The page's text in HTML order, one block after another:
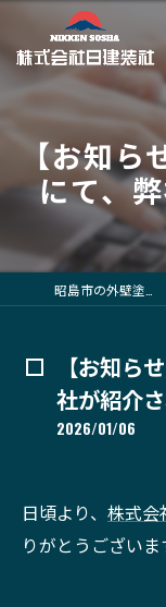
【お知ら
にて、
【お知ら
社が紹介
2026/01/06
日頃より、 株式会
りがとうございま